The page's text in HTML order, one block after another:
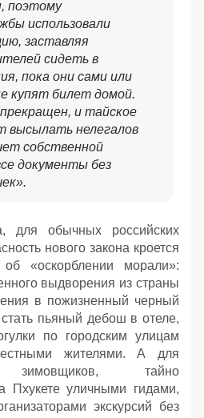
поэтому
использовали
заставляя
сидеть в
пока они сами или
купят билет домой.
и тайское
высылать нелегалов
собственной
документы без
для обычных российских
нового закона кроется
«оскорблении морали»:
выдворения из страны
в пожизненный черный
пьяный дебош в отеле,
по городским улицам
жителями. А для
зимовщиков, тайно
Пхукете уличными гидами,
экскурсий без